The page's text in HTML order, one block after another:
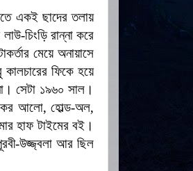
একই ছাদের তলায়
চিংড়ি রান্না করে
মেয়ে অনায়াসে
ফিকে হয়ে
সেটা ১৯৬০ সাল।
আলো, হোল্ড-অল,
হাফ টাইমের বই।
উজ্জ্বলা আর ছিল